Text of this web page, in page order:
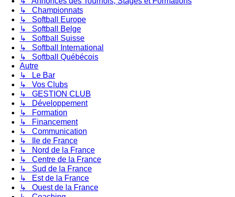
↳ Championnats
↳ Softball Europe
↳ Softball Belge
↳ Softball Suisse
↳ Softball International
↳ Softball Québécois
Autre
↳ Le Bar
↳ Vos Clubs
↳ GESTION CLUB
↳ Développement
↳ Formation
↳ Financement
↳ Communication
↳ Ile de France
↳ Nord de la France
↳ Centre de la France
↳ Sud de la France
↳ Est de la France
↳ Ouest de la France